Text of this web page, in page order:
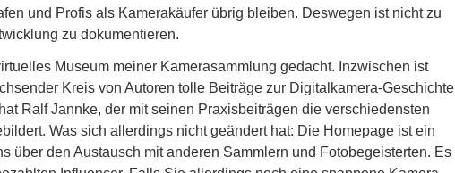
und Profis als Kamerakäufer übrig bleiben. Deswegen ist nicht zu
zu dokumentieren.
Museum meiner Kamerasammlung gedacht. Inzwischen ist
Kreis von Autoren tolle Beiträge zur Digitalkamera-Geschichte
Ralf Jannke, der mit seinen Praxisbeiträgen die verschiedensten
Was sich allerdings nicht geändert hat: Die Homepage ist ein
über den Austausch mit anderen Sammlern und Fotobegeisterten. Es